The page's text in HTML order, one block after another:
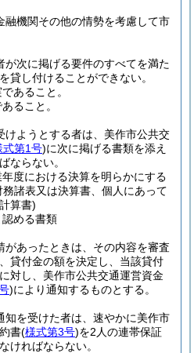
融機関その他の情勢を考慮して市
が次に掲げる要件のすべてを満た
貸し付けることができない。
あること。
ること。
けようとする者は、美作市公共交
式第1号)に次に掲げる書類を添え
ならない。
度における決算を明らかにする
諸表又は決算書、個人にあって
算書)
める書類
があったときは、その内容を審査
貸付金の額を決定し、当該貸付
対し、美作市公共交通運営資金
)により通知するものとする。
知を受けた者は、速やかに美作市
書(様式第3号)を2人の連帯保証
ければならない。